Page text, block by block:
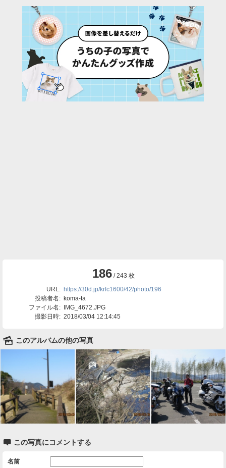
186/ 243 枚
URL: https://30d.jp/krfc1600/42/photo/196
投稿者名: koma-ta
ファイル名:
IMG_4672.JPG
撮影日時: 2018/03/04 12:14:45
🌄 このアルバムの他の写真
 この写真にコメントする
名前